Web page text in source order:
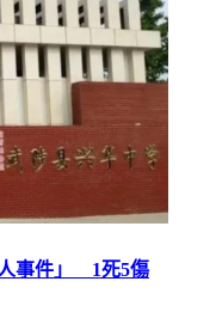
事件」 1死5傷